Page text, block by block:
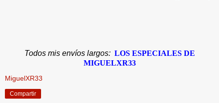
Todos mis envíos largos: LOS ESPECIALES DE
MIGUELXR33
MiguelXR33
Compartir